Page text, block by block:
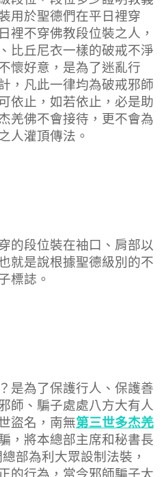
用於聖德們在平日裡穿
裡不穿佛教段位裝之人，
比丘尼衣一樣的破戒不淨
懷好意，是為了迷亂行
，凡此一律均為破戒邪師
依止，如若依止，必是助
羌佛不會接待，更不會為
人灌頂傳法。
的段位裝在袖口、肩部以
就是說根據聖德級別的不
標誌。
是為了保護行人、保護善
師、騙子處處八方大有人
盜名，南無第三世多杰羌
，將本總部主席和秘書長
部為利大眾設制法裝，